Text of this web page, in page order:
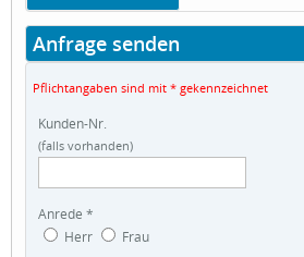
Anfrage senden
Pflichtangaben sind mit * gekennzeichnet
Kunden-Nr.
(falls vorhanden)
Anrede *
Herr
Frau